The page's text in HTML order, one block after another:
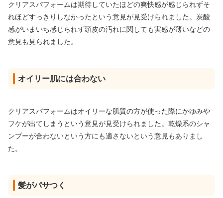
クリアスパフォームは期待していたほどの爽快感が感じられずそ
れほどすっきりしなかったという意見が見受けられました。炭酸
感がいまいち感じられず頭皮の汚れに関しても実感が薄いなどの
意見も見られました。
オイリー肌には合わない
クリアスパフォームはオイリーな肌質の方が使った際にかゆみや
フケが出てしまうという意見が見受けられました。乾燥系のシャ
ンプーが合わないという方にも適さないという意見もありまし
た。
髪がパサつく